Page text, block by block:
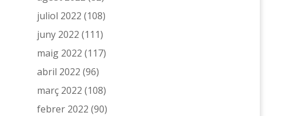
juliol 2022 (108)
juny 2022 (111)
maig 2022 (117)
abril 2022 (96)
març 2022 (108)
febrer 2022 (90)